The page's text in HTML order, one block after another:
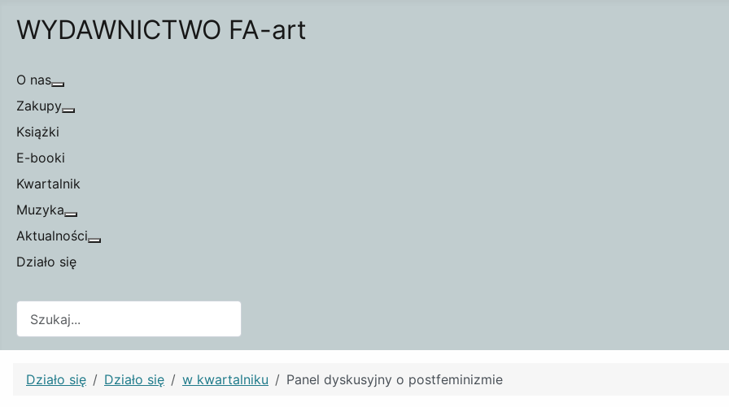
WYDAWNICTWO FA-art
O nas
Zakupy
Książki
E-booki
Kwartalnik
Muzyka
Aktualności
Działo się
Działo się Działo się w kwartalniku Panel dyskusyjny o postfeminizmie